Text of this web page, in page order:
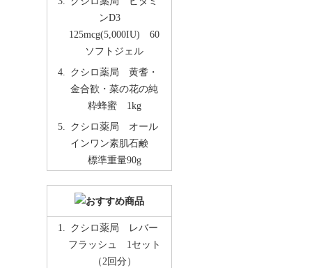
ンD3
125mcg(5,000IU) 60
ソフトジェル
クシロ薬局 黄耆・
金合歓・菜の花の純
粋蜂蜜 1kg
クシロ薬局 オール
インワン素肌石鹸
標準重量90g
クシロ薬局 レバー
フラッシュ 1セット
（2回分）